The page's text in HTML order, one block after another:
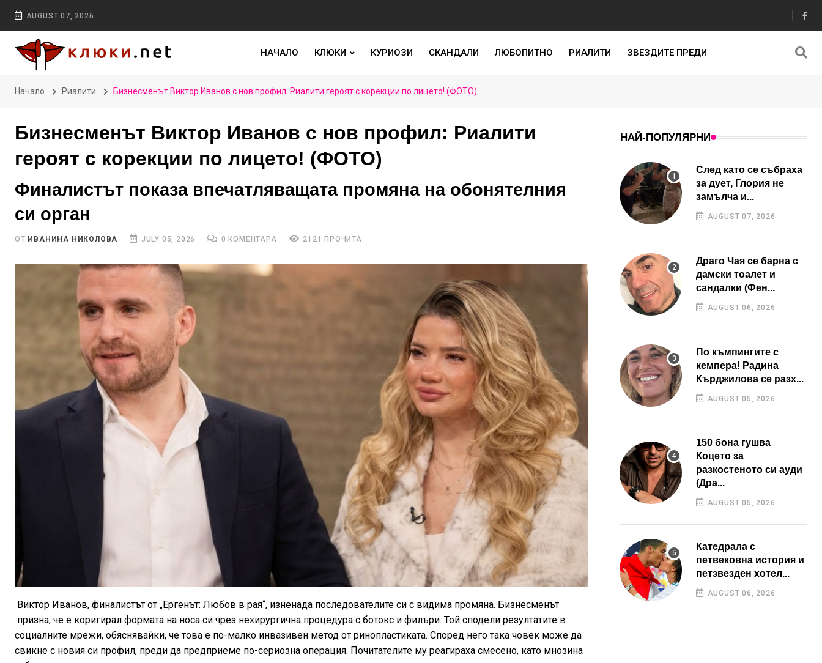
AUGUST 07, 2026
НАЧАЛО КЛЮКИ КУРИОЗИ СКАНДАЛИ ЛЮБОПИТНО РИАЛИТИ ЗВЕЗДИТЕ ПРЕДИ
Начало Риалити Бизнесменът Виктор Иванов с нов профил: Риалити героят с корекции по лицето! (ФОТО)
Бизнесменът Виктор Иванов с нов профил: Риалити
героят с корекции по лицето! (ФОТО)
Финалистът показа впечатляващата промяна на обонятелния
си орган
ОТ ИВАНИНА НИКОЛОВА JULY 05, 2026 0 КОМЕНТАРА 2121 ПРОЧИТА
Виктор Иванов, финалистът от „Ергенът: Любов в рая“, изненада последователите си с видима промяна. Бизнесменът
призна, че е коригирал формата на носа си чрез нехирургична процедура с ботокс и филъри. Той сподели резултатите в
социалните мрежи, обяснявайки, че това е по-малко инвазивен метод от ринопластиката. Според него така човек може да
свикне с новия си профил, преди да предприеме по-сериозна операция. Почитателите му реагираха смесено, като мнозина
НАЙ-ПОПУЛЯРНИ
След като се събраха
за дует, Глория не
замълча и...
AUGUST 07, 2026
Драго Чая се барна с
дамски тоалет и
сандалки (Фен...
AUGUST 06, 2026
По къмпингите с
кемпера! Радина
Кърджилова се разх...
AUGUST 05, 2026
150 бона гушва
Коцето за
разкостеното си ауди
(Дра...
AUGUST 05, 2026
Катедрала с
петвековна история и
петзвезден хотел...
AUGUST 06, 2026